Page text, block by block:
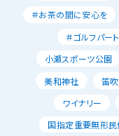
＃お茶の間に安心を
＃ゴルフパー
小瀬スポーツ公園
美和神社
笛
ワイナリー
国指定重要無形